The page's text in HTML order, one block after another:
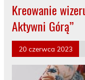
Kreowanie
Aktywni Górą”
20 czerwca 2023